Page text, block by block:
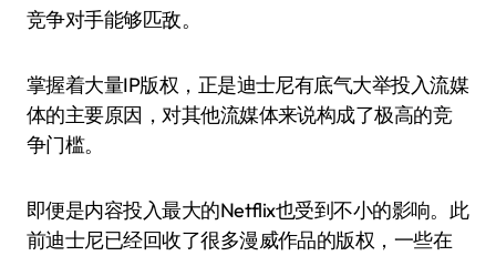
竞争对手能够匹敌。
掌握着大量IP版权，正是迪士尼有底气大举投入流媒
体的主要原因，对其他流媒体来说构成了极高的竞
争门槛。
即便是内容投入最大的Netflix也受到不小的影响。此
前迪士尼已经回收了很多漫威作品的版权，一些在